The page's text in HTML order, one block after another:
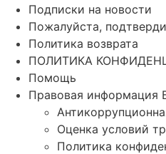
Подписки на новости
Пожалуйста,
Политика возврата
ПОЛИТИКА
Помощь
Правовая информация
Оценка условий
Политика